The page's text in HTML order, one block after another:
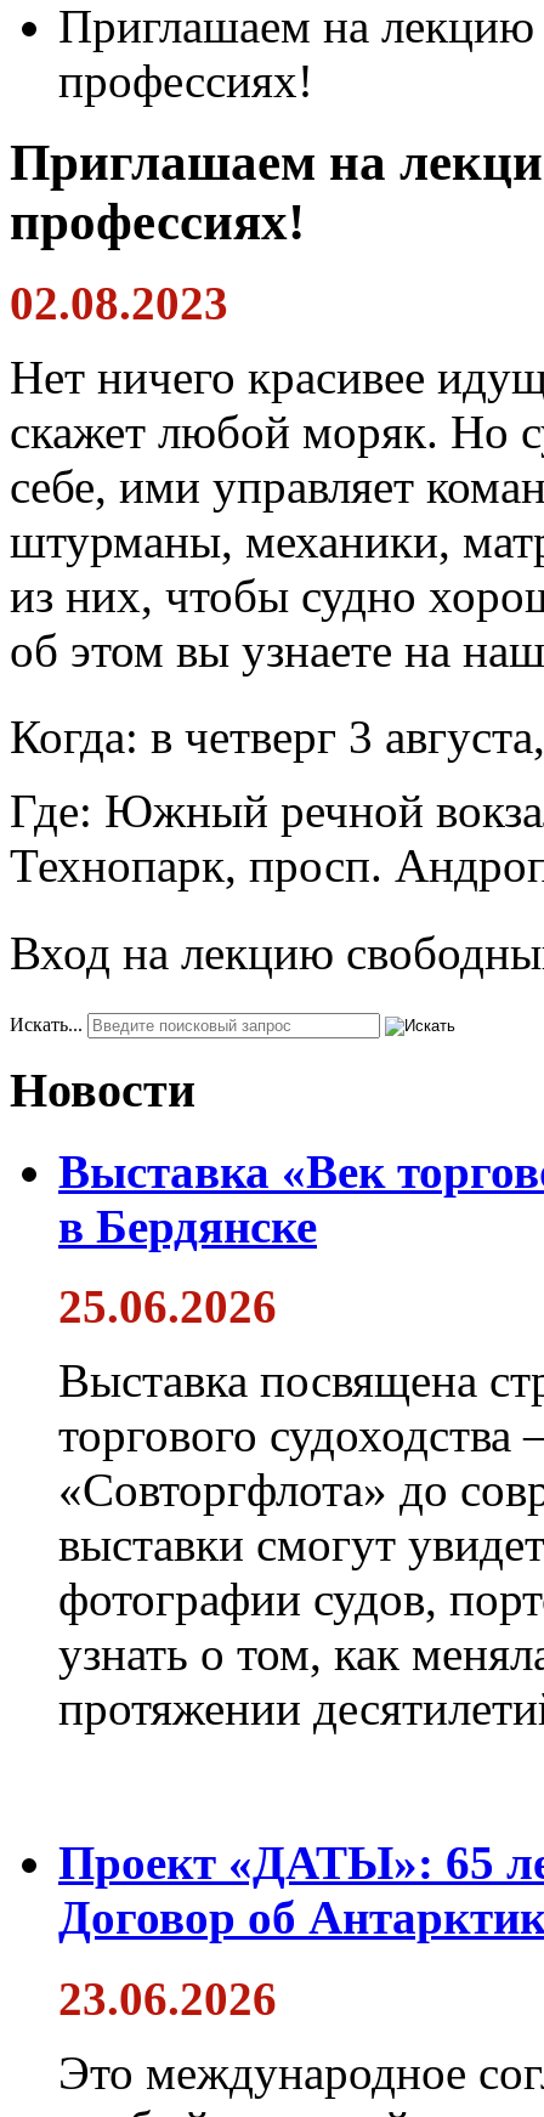
Приглашаем на
профессиях!
Приглашаем на
профессиях!
02.08.2023
Нет ничего красивее
скажет любой моряк. Но
себе, ими управляет
штурманы, механики,
из них, чтобы судно
об этом вы узнаете на
Когда: в четверг 3
Где: Южный речной
Технопарк, просп.
Вход на лекцию
Искать...
Новости
Выставка «Век
в Бердянске
25.06.2026
Выставка посвящена
торгового
«Совторгфлота» до
выставки смогут
фотографии судов,
узнать о том, как
протяжении
Проект «ДАТЫ»: 65
Договор об
23.06.2026
Это международное